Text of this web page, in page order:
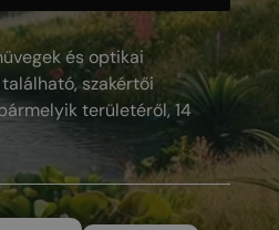
és optikai
szakértői
területéről, 14